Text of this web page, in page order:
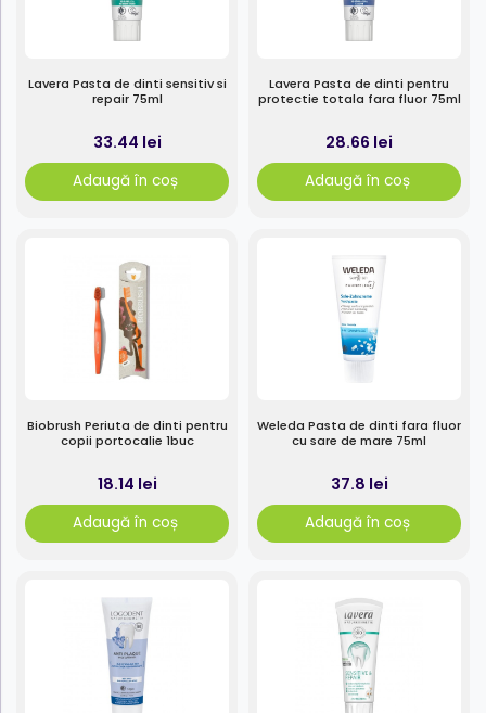
Lavera Pasta de dinti sensitiv si
repair 75ml
33.44 lei
Adaugă în coș
Lavera Pasta de dinti pentru
protectie totala fara fluor 75ml
28.66 lei
Adaugă în coș
Biobrush Periuta de dinti pentru
copii portocalie 1buc
18.14 lei
Adaugă în coș
Weleda Pasta de dinti fara fluor
cu sare de mare 75ml
37.8 lei
Adaugă în coș